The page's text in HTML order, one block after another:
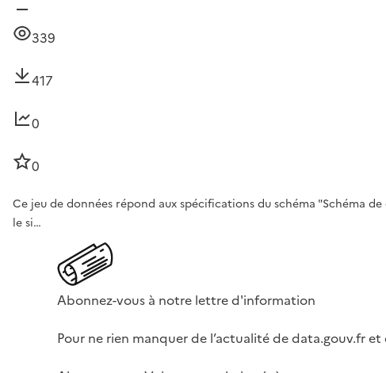
339
417
0
0
Ce jeu de données répond aux spécifications du schéma "Schéma
le si…
Abonnez-vous à notre lettre d'information
Pour ne rien manquer de l’actualité de data.gouv.fr